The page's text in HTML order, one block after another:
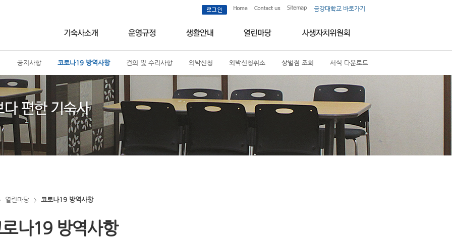
금강대학교 바로가기
공지사항 코로나19 방역사항 건의 및 수리사항 외박신청 외박신청취소 상벌점 조회 서식 다운로드
열린마당 > 코로나19 방역사항
나19 방역사항